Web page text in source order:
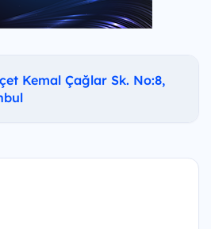
Kemal Çağlar Sk. No:8,